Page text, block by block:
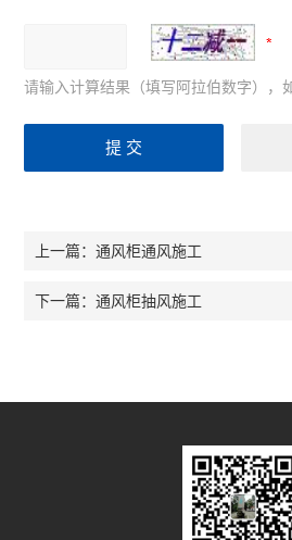
请输入计算结果（填写阿拉伯数字），
上一篇：通风柜通风施工
下一篇：通风柜抽风施工